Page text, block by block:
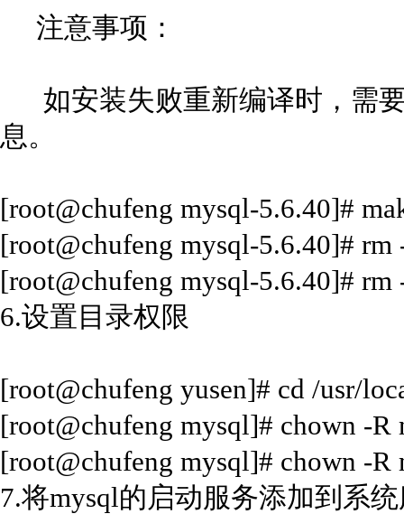
注意事项：
如安装失败重新编译时，需
息。
[root@chufeng mysql-5.6.40]#
[root@chufeng mysql-5.6.40]#
[root@chufeng mysql-5.6.40]# rm
6.设置目录权限
[root@chufeng yusen]# cd /usr/
[root@chufeng mysql]# chown -R
[root@chufeng mysql]# chown -R
7.将mysql的启动服务添加到系